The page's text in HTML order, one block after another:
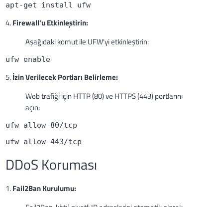
apt-get install ufw
4.Firewall'u Etkinleştirin:
Aşağıdaki komut ile UFW'yi etkinleştirin:
ufw enable
5.İzin Verilecek Portları Belirleme:
Web trafiği için HTTP (80) ve HTTPS (443) portlarını
açın:
ufw allow 80/tcp
ufw allow 443/tcp
DDoS Koruması
1.Fail2Ban Kurulumu: